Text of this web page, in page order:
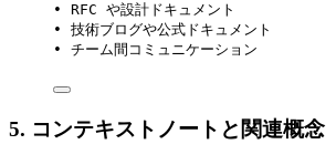
• RFC や設計ドキュメント
• 技術ブログや公式ドキュメント
• チーム間コミュニケーション
5. コンテキストノートと関連概念